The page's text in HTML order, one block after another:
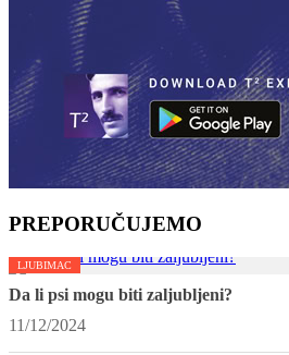
PREPORUČUJEMO
LJUBIMAC
Da li psi mogu biti zaljubljeni?
11/12/2024